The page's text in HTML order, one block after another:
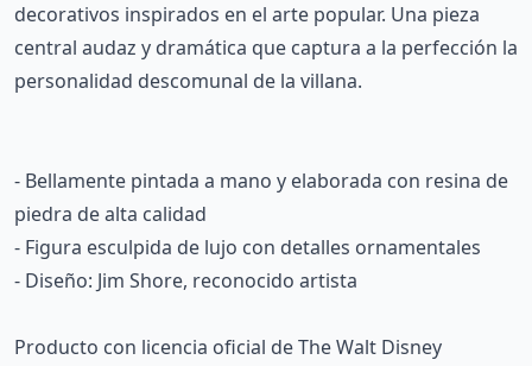
decorativos inspirados en el arte popular. Una pieza
central audaz y dramática que captura a la perfección la
personalidad descomunal de la villana.
- Bellamente pintada a mano y elaborada con resina de
piedra de alta calidad
- Figura esculpida de lujo con detalles ornamentales
- Diseño: Jim Shore, reconocido artista
Producto con licencia oficial de The Walt Disney